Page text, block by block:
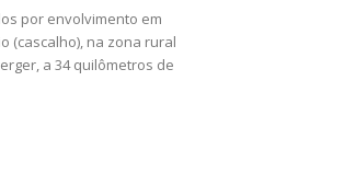
por envolvimento em
(cascalho), na zona rural
a 34 quilômetros de